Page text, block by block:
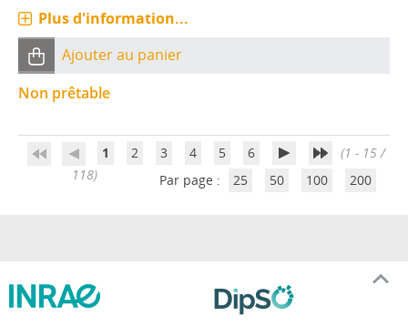
Plus d'information...
Ajouter au panier
Non prêtable
1 2 3 4 5 6
(1 - 15 /
118)
Par page : 25 50 100 200